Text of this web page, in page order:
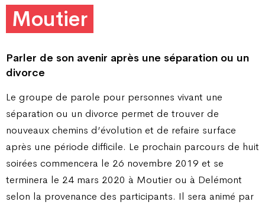
Moutier
Parler de son avenir après une séparation ou un
divorce
Le groupe de parole pour personnes vivant une
séparation ou un divorce permet de trouver de
nouveaux chemins d’évolution et de refaire surface
après une période difficile. Le prochain parcours de huit
soirées commencera le 26 novembre 2019 et se
terminera le 24 mars 2020 à Moutier ou à Delémont
selon la provenance des participants. Il sera animé par